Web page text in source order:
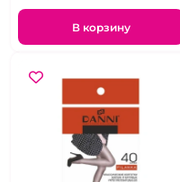
В корзину